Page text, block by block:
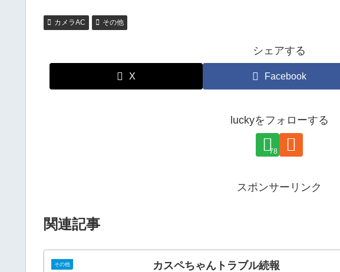
カメラAC その他
シェアする
X Facebook
luckyをフォローする
78
スポンサーリンク
関連記事
その他 カスペちゃんトラブル続報